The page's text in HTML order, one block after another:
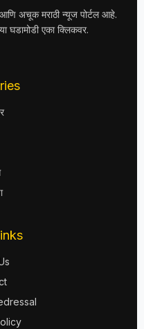
अचूक मराठी न्यूज पोर्टल आहे.
घडामोडी एका क्लिकवर.